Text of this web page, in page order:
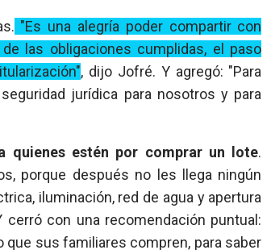
"Es una alegría poder compartir con
las obligaciones cumplidas, el paso
, dijo Jofré. Y agregó: "Para
jurídica para nosotros y para
quienes estén por comprar un lote.
porque después no les llega ningún
iluminación, red de agua y apertura
con una recomendación puntual:
que sus familiares compren, para saber